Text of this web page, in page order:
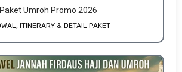
Paket Umroh Promo 2026
ITINERARY & DETAIL PAKET